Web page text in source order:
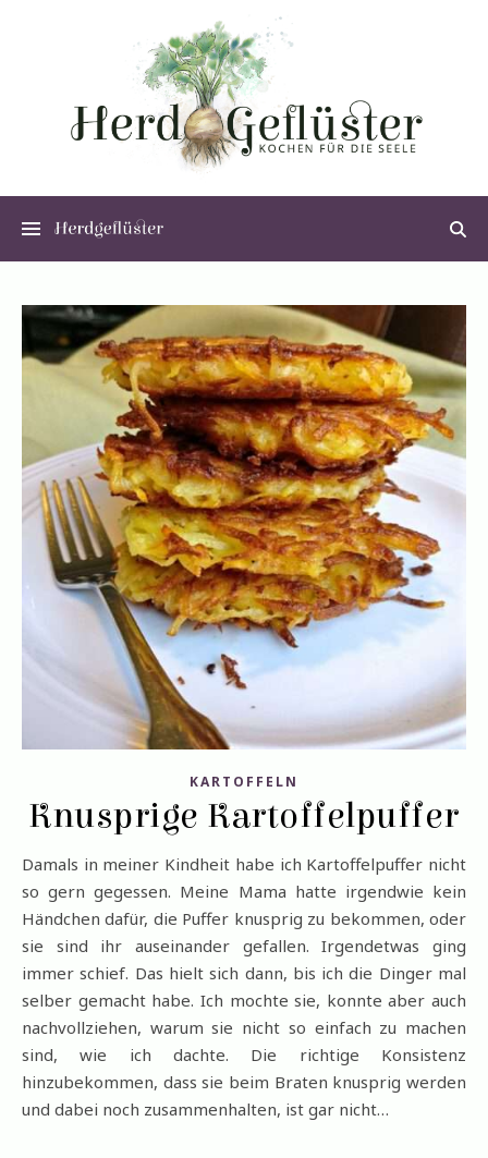
KARTOFFELN
Knusprige Kartoffelpuffer
Damals in meiner Kindheit habe ich Kartoffelpuffer nicht
so gern gegessen. Meine Mama hatte irgendwie kein
Händchen dafür, die Puffer knusprig zu bekommen, oder
sie sind ihr auseinander gefallen. Irgendetwas ging
immer schief. Das hielt sich dann, bis ich die Dinger mal
selber gemacht habe. Ich mochte sie, konnte aber auch
nachvollziehen, warum sie nicht so einfach zu machen
sind, wie ich dachte. Die richtige Konsistenz
hinzubekommen, dass sie beim Braten knusprig werden
und dabei noch zusammenhalten, ist gar nicht…